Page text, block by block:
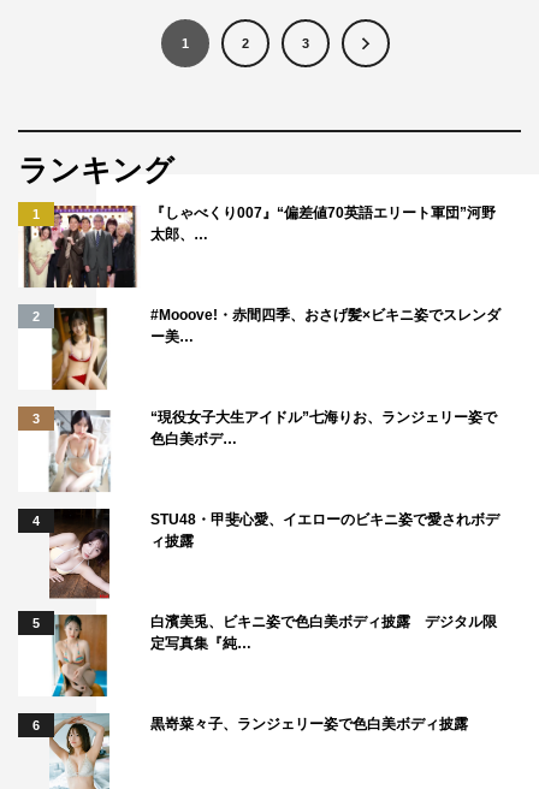
1 2 3
ランキング
1
『しゃべくり007』“偏差値70英語エリート軍団”河野
太郎、…
2
#Mooove!・赤間四季、おさげ髪×ビキニ姿でスレンダ
ー美…
3
“現役女子大生アイドル”七海りお、ランジェリー姿で
色白美ボデ…
4
STU48・甲斐心愛、イエローのビキニ姿で愛されボデ
ィ披露
5
白濱美兎、ビキニ姿で色白美ボディ披露 デジタル限
定写真集『純…
6 黒嵜菜々子、ランジェリー姿で色白美ボディ披露